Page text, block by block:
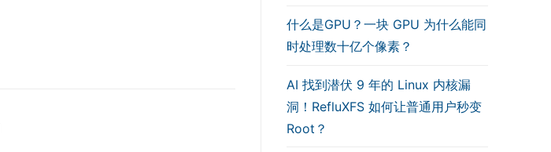
什么是GPU？一块 GPU 为什么能同
时处理数十亿个像素？
AI 找到潜伏 9 年的 Linux 内核漏
洞！RefluXFS 如何让普通用户秒变
Root？